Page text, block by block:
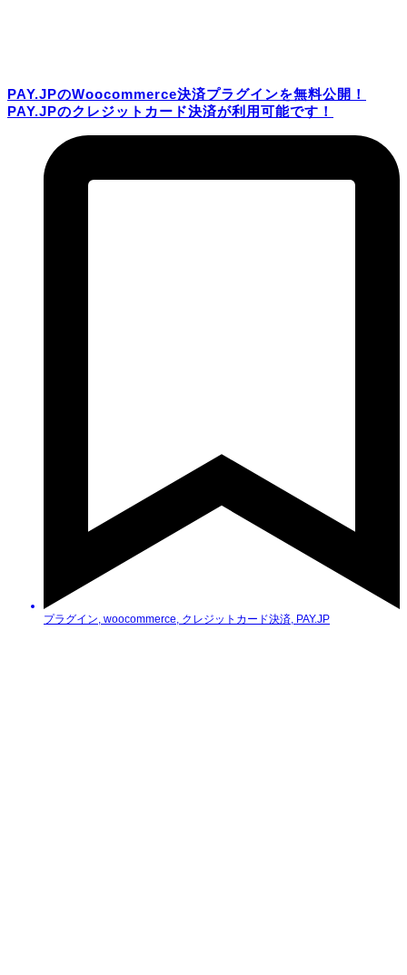
PAY.JPのWoocommerce決済プラグインを無料公開！
PAY.JPのクレジットカード決済が利用可能です！
プラグイン, woocommerce, クレジットカード決済, PAY.JP